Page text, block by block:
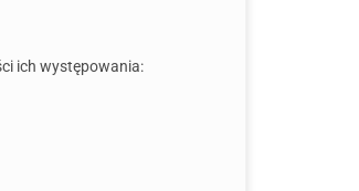
ich występowania: